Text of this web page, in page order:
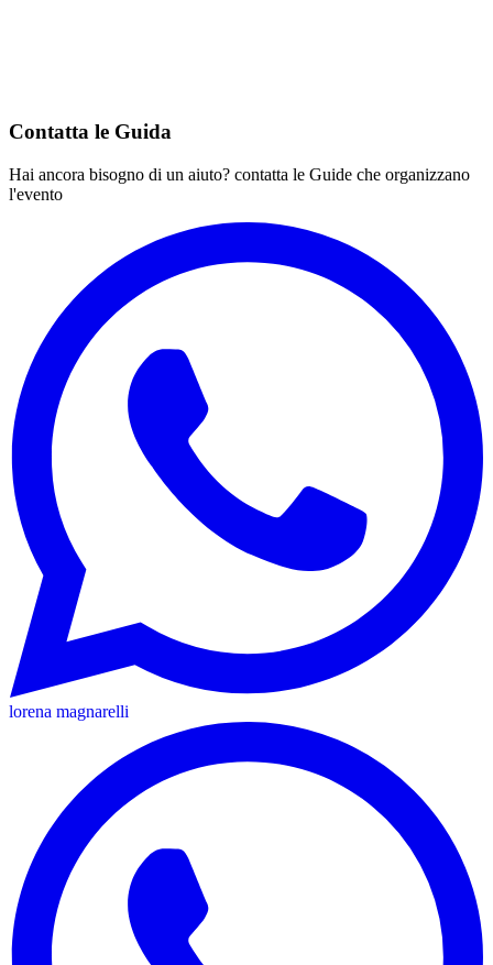
Contatta le Guida
Hai ancora bisogno di un aiuto? contatta le Guide che organizzano
l'evento
lorena magnarelli